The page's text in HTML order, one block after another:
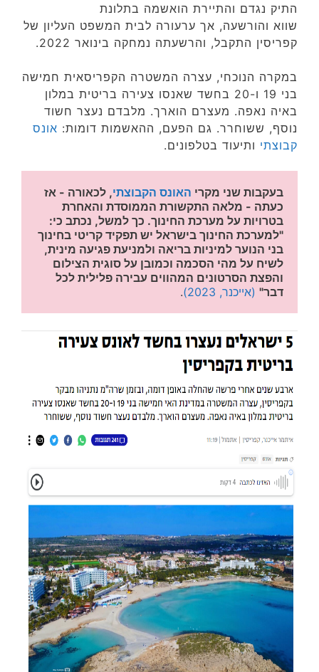
התיק נגדם והתיירת הואשמה בתלונת
שווא והורשעה, אך ערעורה לבית המשפט העליון של
קפריסין התקבל, והרשעתה נמחקה בינואר 2022.
במקרה הנוכחי, עצרה המשטרה הקפריסאית חמישה
בני 19 ו-20 בחשד שאנסו צעירה בריטית במלון
באיה נאפה. מעצרם הוארך. מלבדם נעצר חשוד
נוסף, ששוחרר. גם הפעם, ההאשמות דומות: אונס
קבוצתי ותיעוד בטלפונים.
בעקבות שני מקרי האונס הקבוצתי
דבר" (אייכנר, 2023) .